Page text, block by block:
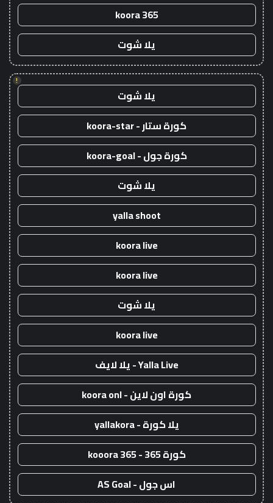
koora 365
يلا شوت
!
يلا شوت
كورة ستار - koora-star
كورة جول - koora-goal
يلا شوت
yalla shoot
koora live
koora live
يلا شوت
koora live
Yalla Live - يلا لايف
كورة اون لاين - koora onl
يلا كورة - yallakora
كورة 365 - kooora 365
اس جول - AS Goal